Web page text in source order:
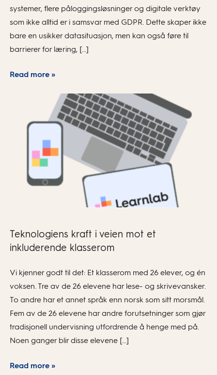
systemer, flere påloggingsløsninger og digitale verktøy
som ikke alltid er i samsvar med GDPR. Dette skaper ikke
bare en usikker datasituasjon, men kan også føre til
barrierer for læring, […]
Read more »
Teknologiens kraft i veien mot et
inkluderende klasserom
Vi kjenner godt til det: Et klasserom med 26 elever, og én
voksen. Tre av de 26 elevene har lese- og skrivevansker.
To andre har et annet språk enn norsk som sitt morsmål.
Fem av de 26 elevene har andre forutsetninger som gjør
tradisjonell undervisning utfordrende å henge med på.
Noen ganger blir disse elevene […]
Read more »